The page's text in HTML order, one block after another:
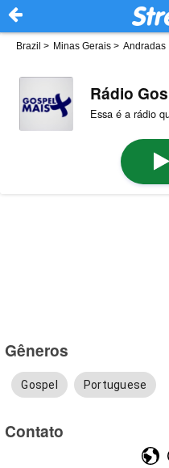
Brazil > Minas Gerais > Andradas
Rádio
Essa é a rádio
Gêneros
Gospel Portuguese
Contato